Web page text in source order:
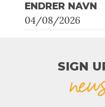
ENDRER NAVN
04/08/2026
SIGN